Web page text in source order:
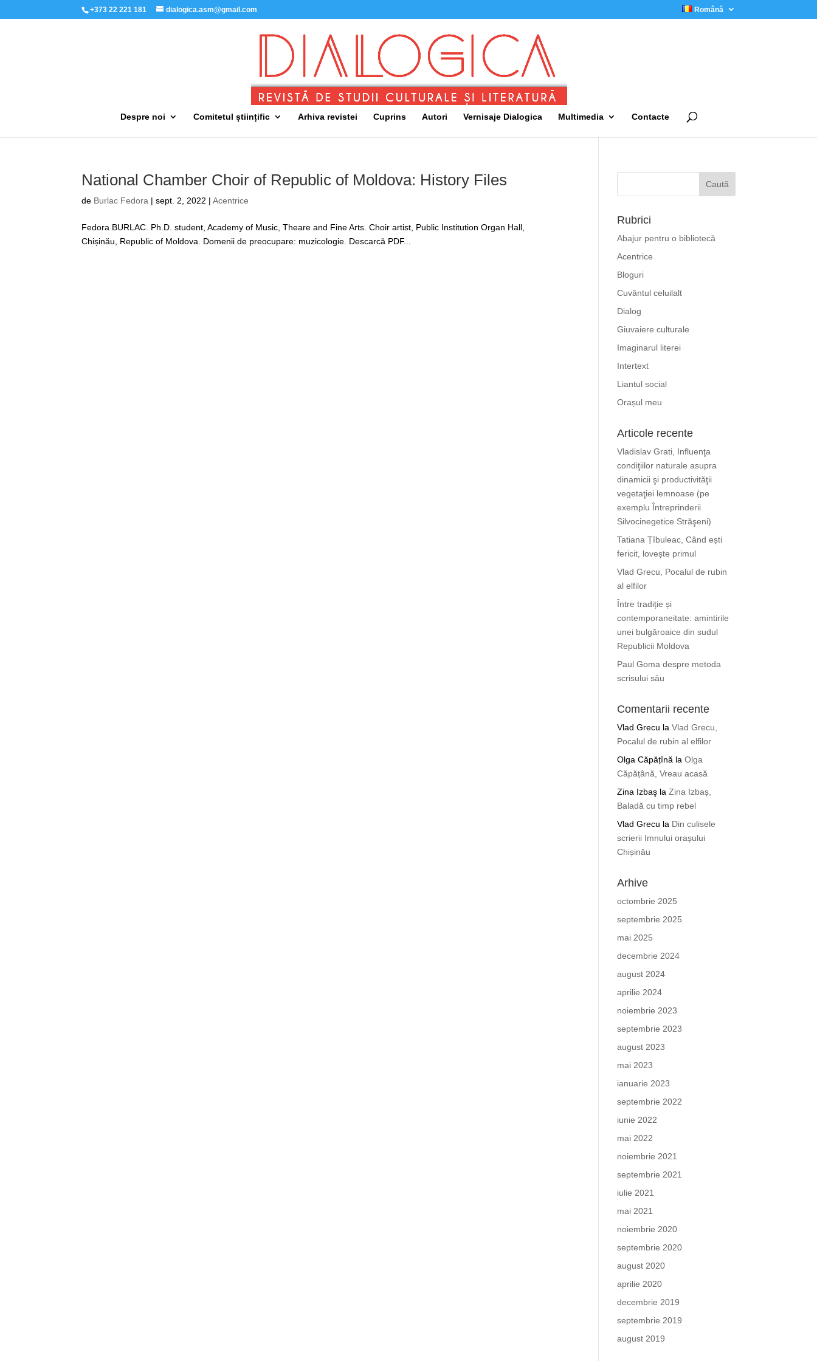
+373 22 221 181 dialogica.asm@gmail.com Română
Despre noi Comitetul științific Arhiva revistei Cuprins Autori Vernisaje Dialogica Multimedia Contacte
National Chamber Choir of Republic of Moldova: History Files
de Burlac Fedora |sept. 2, 2022 |Acentrice
Fedora BURLAC. Ph.D. student, Academy of Music, Theare and Fine Arts. Choir artist, Public Institution Organ Hall,
Chișinău, Republic of Moldova. Domenii de preocupare: muzicologie. Descarcă PDF...
Rubrici
Abajur pentru o bibliotecă
Acentrice
Bloguri
Cuvântul celuilalt
Dialog
Giuvaiere culturale
Imaginarul literei
Intertext
Liantul social
Orașul meu
Articole recente
Vladislav Grati, Influenţa
condiţiilor naturale asupra
dinamicii şi productivităţii
vegetaţiei lemnoase (pe
exemplu Întreprinderii
Silvocinegetice Străşeni)
Tatiana Țîbuleac, Când ești
fericit, lovește primul
Vlad Grecu, Pocalul de rubin
al elfilor
Între tradiție și
contemporaneitate: amintirile
unei bulgăroaice din sudul
Republicii Moldova
Paul Goma despre metoda
scrisului său
Comentarii recente
Vlad Grecu laVlad Grecu,
Pocalul de rubin al elfilor
Olga Căpățînă laOlga
Căpățână, Vreau acasă
Zina Izbaş laZina Izbaș,
Baladă cu timp rebel
Vlad Grecu la Din culisele
scrierii Imnului orașului
Chișinău
Arhive
octombrie 2025
septembrie 2025
mai 2025
decembrie 2024
august 2024
aprilie 2024
noiembrie 2023
septembrie 2023
august 2023
mai 2023
ianuarie 2023
septembrie 2022
iunie 2022
mai 2022
noiembrie 2021
septembrie 2021
iulie 2021
mai 2021
noiembrie 2020
septembrie 2020
august 2020
aprilie 2020
decembrie 2019
septembrie 2019
august 2019